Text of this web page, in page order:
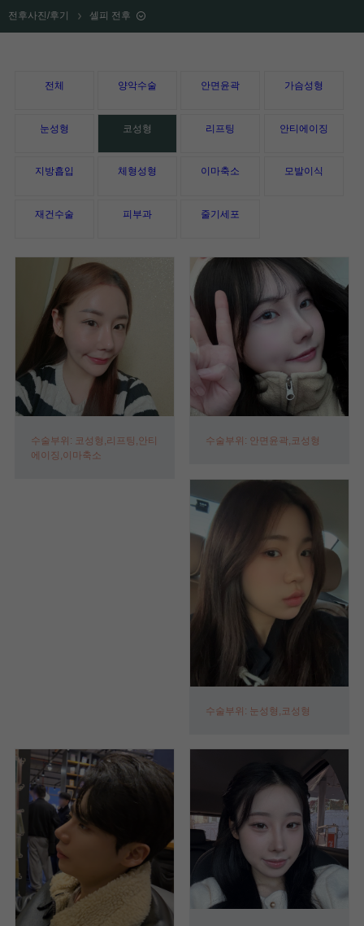
전후사진/후기 셀피 전후
전체 양악수술 안면윤곽 가슴성형
눈성형 코성형 리프팅 안티에이징
지방흡입 체형성형 이마축소 모발이식
재건수술 피부과 줄기세포
수술부위: 코성형,리프팅,안티
에이징,이마축소
수술부위: 안면윤곽,코성형
수술부위: 눈성형,코성형